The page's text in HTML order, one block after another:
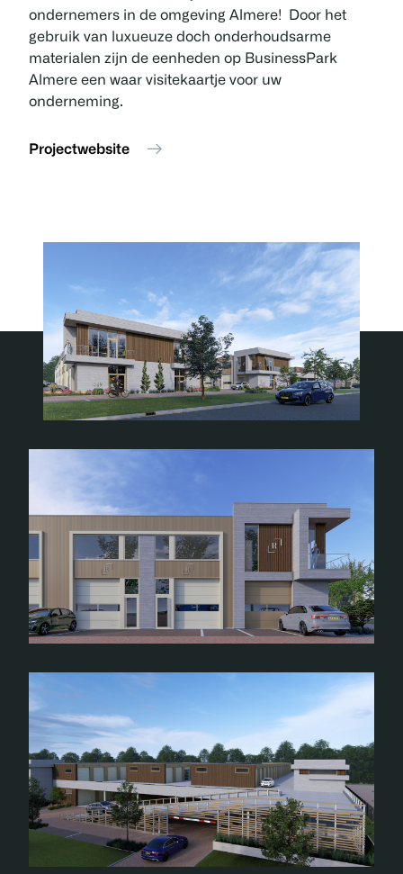
ondernemers in de omgeving Almere! Door het
gebruik van luxueuze doch onderhoudsarme
materialen zijn de eenheden op BusinessPark
Almere een waar visitekaartje voor uw
onderneming.
Projectwebsite